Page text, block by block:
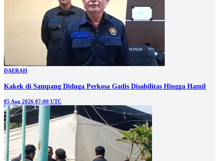
DAERAH
Kakek di Sampang Diduga Perkosa Gadis Disabilitas Hingga Hamil
05 Aug 2026 07:00 UTC